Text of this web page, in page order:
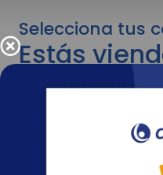
Selecciona tus
Estás
Para cambiar al
adelante recuerda